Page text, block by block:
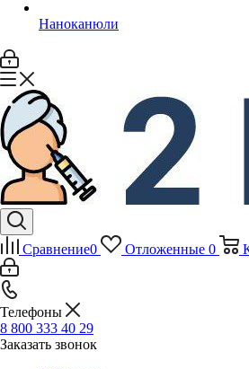
Наноканюли
Сравнение0 Отложенные 0
Телефоны
8 800 333 40 29
Заказать звонок